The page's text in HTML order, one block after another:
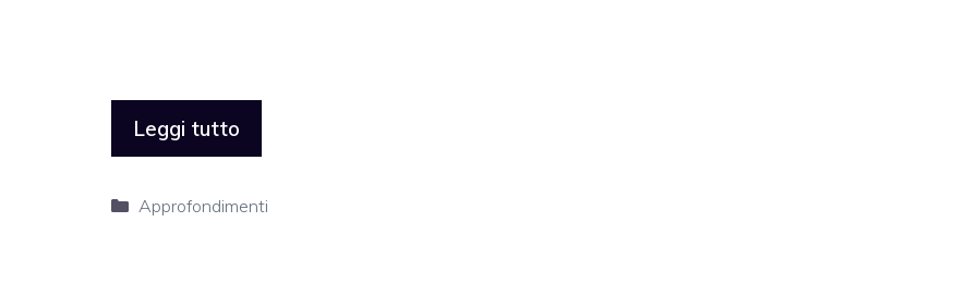
Leggi tutto
Categorie
Approfondimenti